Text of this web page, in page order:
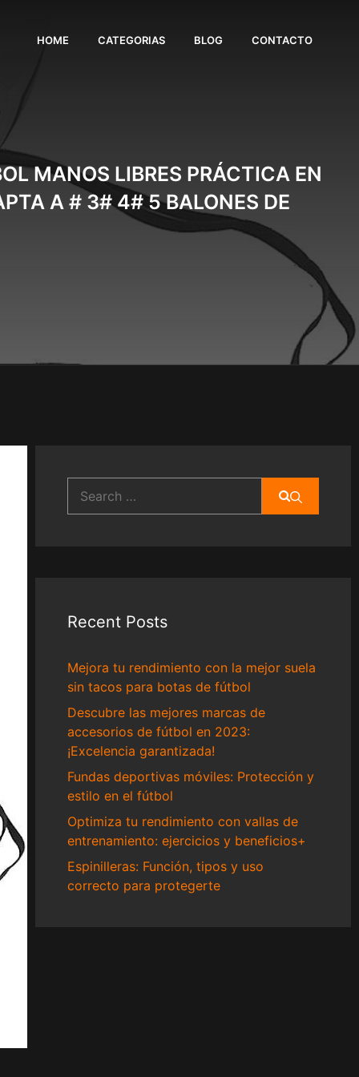
HOME CATEGORIAS BLOG CONTACTO
MANOS LIBRES PRÁCTICA EN
A # 3# 4# 5 BALONES DE
for:
Recent Posts
Mejora tu rendimiento con la mejor suela
sin tacos para botas de fútbol
Descubre las mejores marcas de
accesorios de fútbol en 2023:
¡Excelencia garantizada!
Fundas deportivas móviles: Protección y
estilo en el fútbol
Optimiza tu rendimiento con vallas de
entrenamiento: ejercicios y beneficios+
Espinilleras: Función, tipos y uso
correcto para protegerte